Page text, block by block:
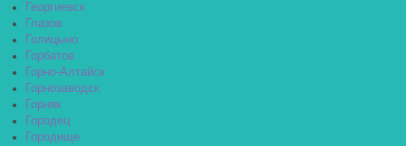
Георгиевск
Глазов
Голицыно
Горбатов
Горно-Алтайск
Горнозаводск
Горняк
Городец
Городище